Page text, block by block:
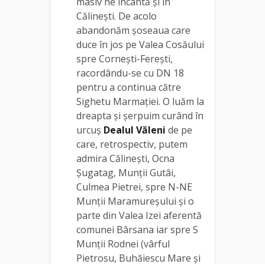
Călinești. De acolo
abandonăm șoseaua care
duce în jos pe Valea Cosăului
spre Cornești-Ferești,
racordându-se cu DN 18
pentru a continua către
Sighetu Marmației. O luăm la
dreapta și șerpuim curând în
urcuș Dealul Văleni de pe
care, retrospectiv, putem
admira Călinești, Ocna
Șugatag, Munții Gutâi,
Culmea Pietrei, spre N-NE
Munții Maramureșului și o
parte din Valea Izei aferentă
comunei Bârsana iar spre S
Munții Rodnei (vârful
Pietrosu, Buhăiescu Mare și